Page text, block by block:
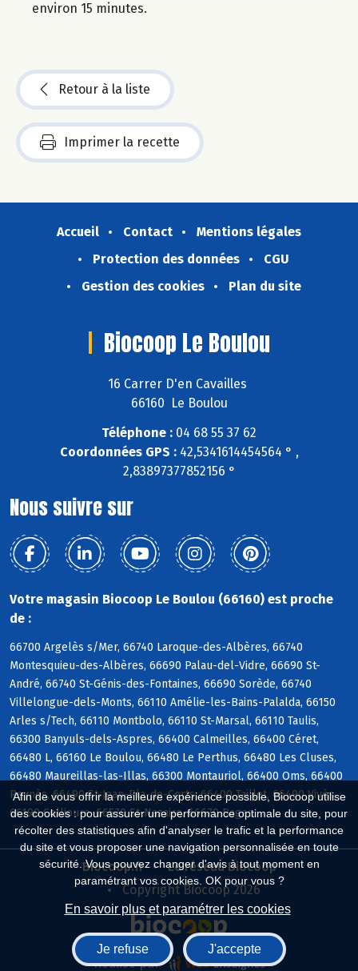
Afin de vous offrir la meilleure expérience possible, Biocoop utilise
des cookies : pour assurer une performance optimale du site, pour
récolter des statistiques afin d'analyser le trafic et la performance
du site et vous proposer une navigation personnalisée en toute
sécurité. Vous pouvez changer d'avis à tout moment en
paramétrant vos cookies. OK pour vous ?
En savoir plus et paramétrer les cookies
Je refuse J'accepte
environ 15 minutes.
Retour à la liste
Imprimer la recette
Accueil Contact
Mentions légales
Protection des données
CGU
Gestion des cookies
Plan du site
Biocoop Le Boulou
16 Carrer D'en Cavailles
66160 Le Boulou
Téléphone : 04 68 55 37 62
Coordonnées GPS :42,5341614454564 ° ,
2,83897377852156 °
Nous suivre sur
Votre magasin Biocoop Le Boulou (66160) est proche
de :
66700 Argelès s/Mer, 66740 Laroque-des-Albères, 66740
Montesquieu-des-Albères, 66690 Palau-del-Vidre, 66690 St-
André, 66740 St-Génis-des-Fontaines, 66690 Sorède, 66740
Villelongue-dels-Monts, 66110 Amélie-les-Bains-Palalda, 66150
Arles s/Tech, 66110 Montbolo, 66110 St-Marsal, 66110 Taulis,
66300 Banyuls-dels-Aspres, 66400 Calmeilles, 66400 Céret,
66480 L, 66160 Le Boulou, 66480 Le Perthus, 66480 Les Cluses,
66480 Maureillas-las-Illas, 66300 Montauriol, 66400 Oms, 66400
Reynès, 66490 St-Jean-Pla-de-Corts, 66400 Taillet, 66490 Vivès,
66190 Collioure, 66570 St-Nazaire, 66670 Bages
Biocoop.fr
Le réseau Biocoop
Copyright Biocoop 2026
Réalisé par